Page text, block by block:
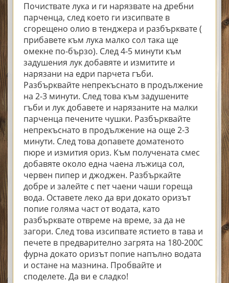
Почиствате лука и ги нарязвате на дребни
парченца, след което ги изсипвате в
сгорещено олио в тенджера и разбърквате (
прибавете към лука малко сол така ще
омекне по-бързо). След 4-5 минути към
задушения лук добавяте и измитите и
нарязани на едри парчета гъби.
Разбърквайте непрекъснато в продължение
на 2-3 минути. След това към задушените
гъби и лук добавете и нарязаните на малки
парченца печените чушки. Разбърквайте
непрекъснато в продължение на още 2-3
минути. След това допавете доматеното
пюре и измития ориз. Към получената смес
добавяте около една чаена лъжица сол,
червен пипер и джоджен. Разбъркайте
добре и залейте с пет чаени чаши гореща
вода. Оставете леко да ври докато оризът
попие голяма част от водата, като
разбърквате отвреме на време, за да не
загори. След това изсипвате ястието в тава и
печете в предварително загрята на 180-200С
фурна докато оризът попие напълно водата
и остане на мазнина. Пробвайте и
споделете. Да ви е сладко!